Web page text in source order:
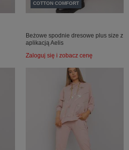
COTTON COMFORT
Beżowe spodnie dresowe plus size z
aplikacją Aelis
Zaloguj się i zobacz cenę